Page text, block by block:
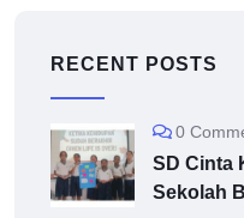
RECENT POSTS
0
SD Cinta
Sekolah